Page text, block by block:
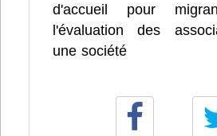
d'accueil pour
l'évaluation des
une société